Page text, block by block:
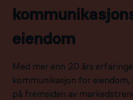
eiendom
Med mer enn 20 års
kommunikasjon for
på fremsiden av